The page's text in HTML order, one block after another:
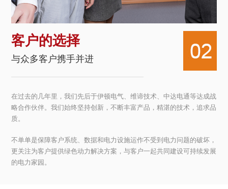
客户的选择
与众多客户携手并进
在过去的几年里，我们先后于伊顿电气、维谛技术、中达电通等达成战
略合作伙伴。我们始终坚持创新，不断丰富产品，精湛的技术，追求品
质。
不单单是保障客户系统、数据和电力设施运作不受到电力问题的破坏，
更关注为客户提供绿色动力解决方案，与客户一起共同建设可持续发展
的电力家园。